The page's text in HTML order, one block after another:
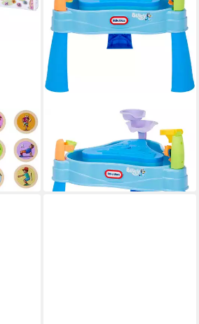
Spieltisch Bluey Beach Water
Table
82,12 €
in 1-2 Werktagen bei dir